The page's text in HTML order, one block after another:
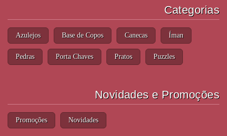
Categorias
Azulejos Base de Copos Canecas Íman
Pedras Porta Chaves Pratos Puzzles
Novidades e Promoções
Promoções Novidades